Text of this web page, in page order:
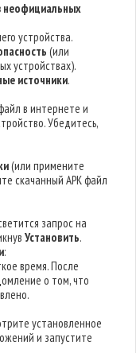
неофициальных
устройства.
(или
устройствах).
источники.
в интернете и
Убедитесь,
(или примените
скачанный APK файл
запрос на
Установить.
:
время. После
о том, что
установленное
и запустите